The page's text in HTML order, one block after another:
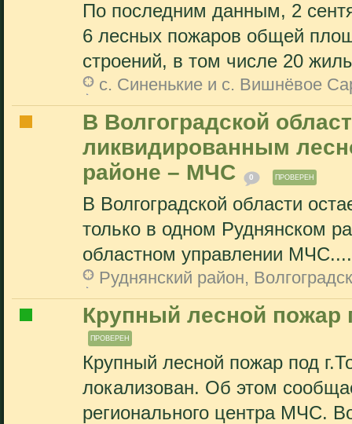
По последним данным, 2
6 лесных пожаров общей
строений, в том числе 20
с. Синенькие и с. Вишнёвое
В Волгоградской
ликвидированным
районе – МЧС
0 ПРОВЕРЕН
В Волгоградской области
только в одном Руднянском
областном управлении МЧС....
Руднянский район,
Крупный лесной пожар
ПРОВЕРЕН
Крупный лесной пожар под
локализован. Об этом
регионального центра МЧС.